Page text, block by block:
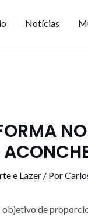
Notícias
e Lazer / Por
objetivo de